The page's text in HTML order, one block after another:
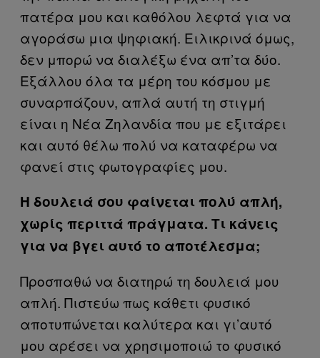
πατέρα μου και καθόλου λεφτά για να
αγοράσω μια ψηφιακή. Ειλικρινά όμως,
δεν μπορώ να διαλέξω ένα απ’τα δύο.
Εξάλλου όλα τα μέρη του κόσμου με
συναρπάζουν, απλά αυτή τη στιγμή
είναι η Νέα Ζηλανδία που με εξιτάρει
και αυτό θέλω πολύ να καταφέρω να
φανεί στις φωτογραφίες μου.
Η δουλειά σου φαίνεται πολύ απλή,
χωρίς περιττά πράγματα. Τι κάνεις
για να βγει αυτό το αποτέλεσμα;
Προσπαθώ να διατηρώ τη δουλειά μου
απλή. Πιστεύω πως κάθετι φυσικό
αποτυπώνεται καλύτερα και γι’αυτό
μου αρέσει να χρησιμοποιώ το φυσικό